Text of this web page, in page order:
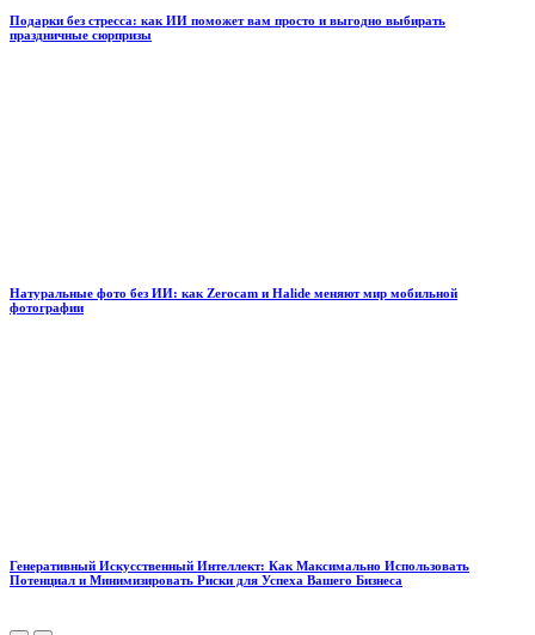
Подарки без стресса: как ИИ поможет вам просто и выгодно выбирать
праздничные сюрпризы
Натуральные фото без ИИ: как Zerocam и Halide меняют мир мобильной
фотографии
Генеративный Искусственный Интеллект: Как Максимально Использовать
Потенциал и Минимизировать Риски для Успеха Вашего Бизнеса